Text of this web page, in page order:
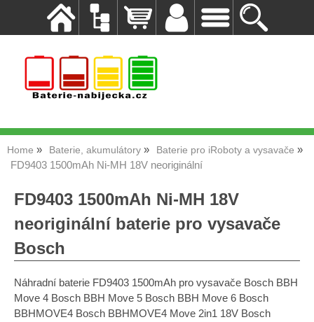
Home Baterie, akumulátory Baterie pro iRoboty a vysavače
FD9403 1500mAh Ni-MH 18V neoriginální
FD9403 1500mAh Ni-MH 18V
neoriginální baterie pro vysavače
Bosch
Náhradní baterie FD9403 1500mAh pro vysavače Bosch BBH
Move 4 Bosch BBH Move 5 Bosch BBH Move 6 Bosch
BBHMOVE4 Bosch BBHMOVE4 Move 2in1 18V Bosch